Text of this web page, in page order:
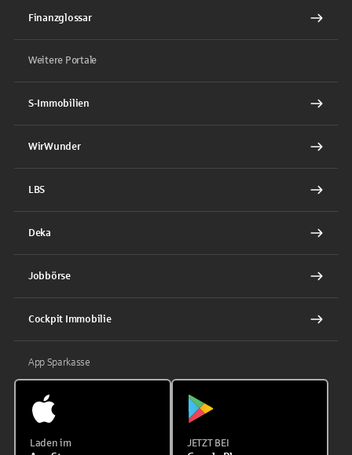
Finanzglossar
Weitere Portale
S-Immobilien
WirWunder
LBS
Deka
Jobbörse
Cockpit Immobilie
App Sparkasse
Laden im JETZT BEI